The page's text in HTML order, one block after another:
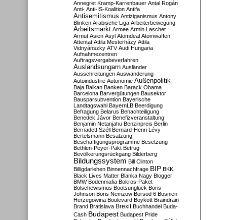
Annegret Kramp-Karrenbauer Antal Rogán
Anti- Anti-IS-Koalition Antifa
Antisemitismus Antiziganismus Antony
Blinken Arabische Liga Arbeiterbewegung
Arbeitsmarkt Armee Armin Laschet
Armut Asien Asyl Atomdeal Atomwaffen
Attentat Attila Mesterházy Attila
Vidnyánszky ATV Audi Hungaria
Aufnahmezentren
Auftragsvergabeverfahren
Auslandsungarn Ausländer
Ausschreitungen Auswanderung
Autoindustrie Autonomie Außenpolitik
Baja Balkan Banken Barack Obama
Barcelona Barvergütungen Bausektor
Bausparsubvention Bayerische
Landtagswahl BayernLB Beerdigung
Befragung Belarus Benachteiligung
Benedek Jávor Benefizveranstaltung
Benjamin Netanjahu Benzinpreis Berlin
Bernadett Széll Bernard-Henri Lévy
Bertelsmann Besatzung
Beschäftigungsprogramme Besetzung
Bethlen-Peyer-Pakt Betrug
Bevölkerungsrückgang Bilderberg
Bildungssystem Bill Clinton
Billigdarlehen Binnennachfrage BIP BKK
Black Lives Matter Blanka Nagy Blogger
BMW Bodenmafia Bokros-Paket
Bolschewismus Bootsunglück Boris
Johnson Boris Nemzow Borsod 6 Bosnien-
Herzegowina Boulevard Boykott Braindrain
Brand Bratislava Brexit Buchhandel Buda-
Cash Budapest Budapest Pride